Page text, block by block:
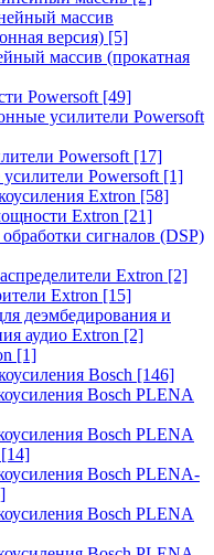
массив
версия) [5]
массив (прокатная
Powersoft [49]
усилители Powersoft
Powersoft [17]
Powersoft [1]
Extron [58]
Extron [21]
сигналов (DSP)
Extron [2]
Extron [15]
деэмбедирования и
аудио Extron [2]
[1]
Bosch [146]
Bosch PLENA
Bosch PLENA
[14]
Bosch PLENA-
Bosch PLENA